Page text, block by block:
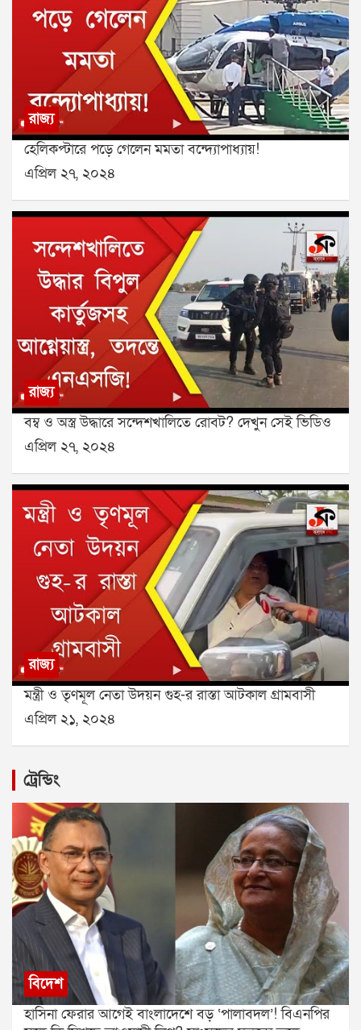
রাজ্য
হেলিকপ্টারে পড়ে গেলেন মমতা বন্দ্যোপাধ্যায়!
এপ্রিল ২৭, ২০২৪
রাজ্য
বম্ব ও অস্ত্র উদ্ধারে সন্দেশখালিতে রোবট? দেখুন সেই ভিডিও
এপ্রিল ২৭, ২০২৪
রাজ্য
মন্ত্রী ও তৃণমূল নেতা উদয়ন গুহ-র রাস্তা আটকাল গ্রামবাসী
এপ্রিল ২১, ২০২৪
ট্রেন্ডিং
বিদেশ
হাসিনা ফেরার আগেই বাংলাদেশে বড় ‘পালাবদল’! বিএনপির